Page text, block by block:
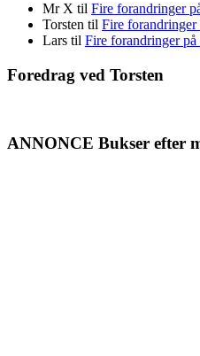
Mr X til Fire forandringer
Torsten til Fire
Lars til Fire forandringer
Foredrag ved Torsten
ANNONCE Bukser efter